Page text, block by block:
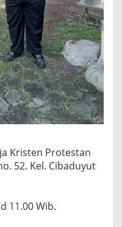
Kristen Protestan
52. Kel. Cibaduyut
11.00 Wib.